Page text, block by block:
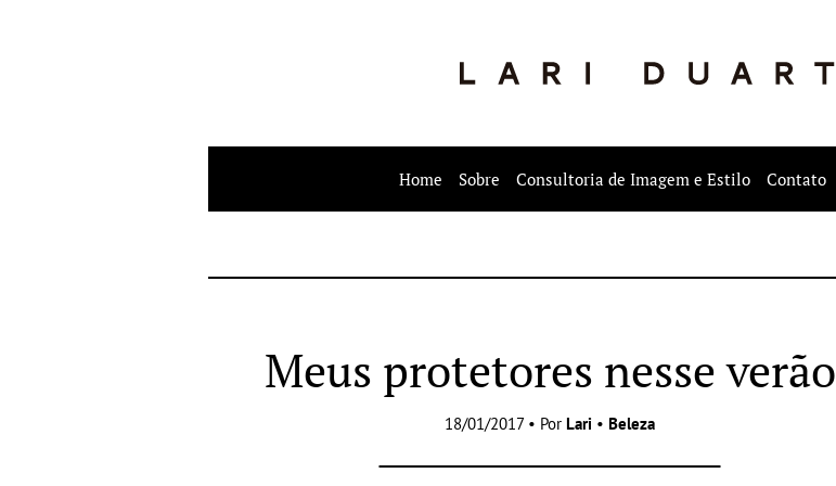
Home Sobre Consultoria de Imagem e Estilo Contato
Meus protetores nesse verão
18/01/2017 • Por Lari • Beleza